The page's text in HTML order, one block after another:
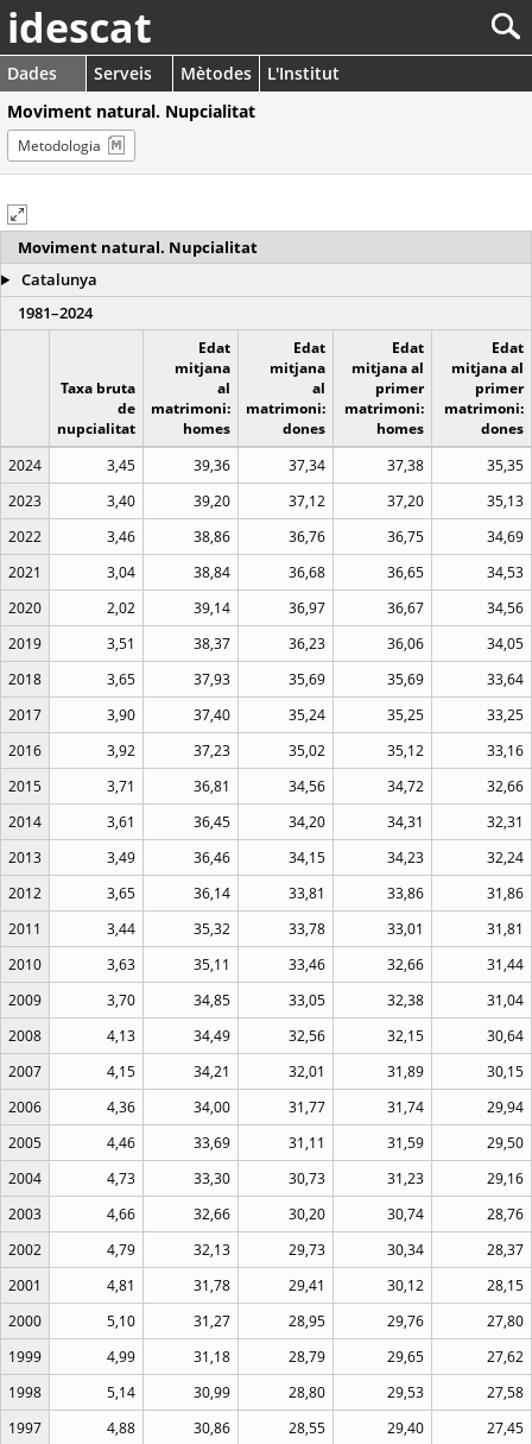
idescat
Dades Serveis Mètodes
L'Institut
Moviment natural. Nupcialitat
Metodologia
Moviment natural. Nupcialitat
Catalunya
1981–2024
Taxa bruta
de
nupcialitat
Edat
mitjana
al
matrimoni:
homes
Edat
mitjana
al
matrimoni:
dones
Edat
mitjana al
primer
matrimoni:
homes
Edat
mitjana al
primer
matrimoni:
dones
2024
3,45 39,36 37,34 37,38
35,35
2023
3,40 39,20 37,12 37,20
35,13
2022
3,46 38,86 36,76 36,75
34,69
2021
3,04 38,84 36,68 36,65
34,53
2020
2,02 39,14 36,97 36,67
34,56
2019
3,51 38,37 36,23 36,06
34,05
2018
3,65 37,93 35,69 35,69
33,64
2017
3,90 37,40 35,24 35,25
33,25
2016
3,92 37,23 35,02 35,12
33,16
2015
3,71 36,81 34,56 34,72
32,66
2014
3,61 36,45 34,20 34,31
32,31
2013
3,49 36,46 34,15 34,23
32,24
2012
3,65 36,14 33,81 33,86
31,86
2011
3,44 35,32 33,78 33,01
31,81
2010
3,63 35,11 33,46 32,66
31,44
2009
3,70 34,85 33,05 32,38
31,04
2008
4,13 34,49 32,56 32,15
30,64
2007
4,15 34,21 32,01 31,89
30,15
2006
4,36 34,00 31,77 31,74
29,94
2005
4,46 33,69 31,11 31,59
29,50
2004
4,73 33,30 30,73 31,23
29,16
2003
4,66 32,66 30,20 30,74
28,76
2002
4,79 32,13 29,73 30,34
28,37
2001
4,81 31,78 29,41 30,12
28,15
2000
5,10 31,27 28,95 29,76
27,80
1999
4,99 31,18 28,79 29,65
27,62
1998
5,14 30,99 28,80 29,53
27,58
1997
4,88 30,86 28,55 29,40
27,45